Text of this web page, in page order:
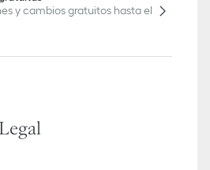
y cambios gratuitos hasta el